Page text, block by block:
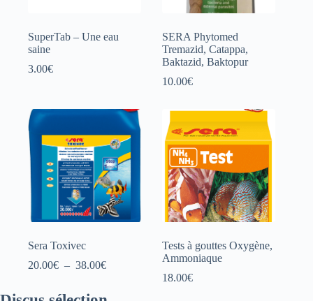
SuperTab – Une eau
saine
3.00€
SERA Phytomed
Tremazid, Catappa,
Baktazid, Baktopur
10.00€
Sera Toxivec
20.00€ – 38.00€Plage
Tests à gouttes Oxygène,
Ammoniaque
18.00€